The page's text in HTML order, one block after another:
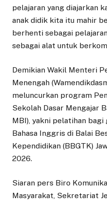
pelajaran yang diajarkan
anak didik kita itu mahir
berhenti sebagai
sebagai alat untuk
Demikian Wakil Menteri
Menengah
meluncurkan program
Sekolah Dasar Mengajar
MBI), yakni pelatihan bagi
Bahasa Inggris di Balai
Kependidikan (BBGTK)
2026.
Siaran pers Biro
Masyarakat, Sekretariat